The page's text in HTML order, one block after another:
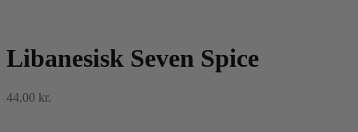
Libanesisk Seven Spice
44,00 kr.